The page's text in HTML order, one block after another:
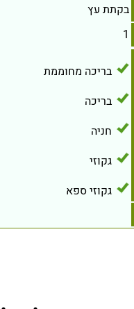
בקתת עץ
1
בריכה מחוממת
בריכה
חניה
גקוזי
גקוזי ספא